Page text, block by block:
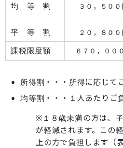
均 等 割 ３０，５００
平 等 割 ２０，８００
課税限度額 ６７０，００
所得割・・・所得に応じて
均等割・・・１人あたりご
※１８歳未満の方は、
が軽減されます。この
上の方で負担します（